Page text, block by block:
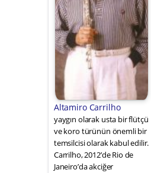
Altamiro Carrilho
yaygın olarak usta bir flütçü
ve koro türünün önemli bir
temsilcisi olarak kabul edilir.
Carrilho, 2012’de Rio de
Janeiro’da akciğer